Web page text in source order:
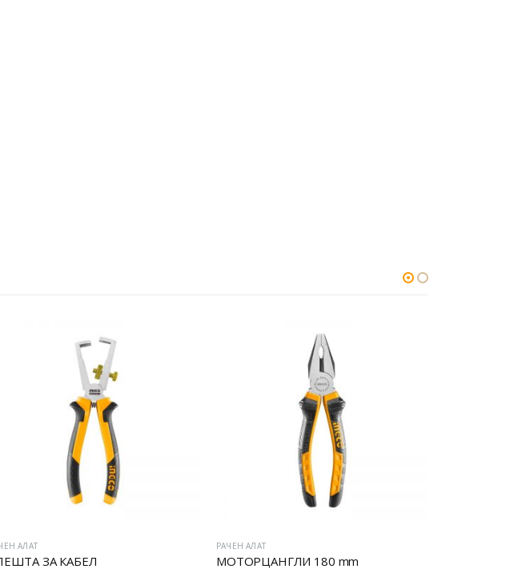
АЛАТ
ЗА КАБЕЛ
РАЧЕН АЛАТ
МОТОРЦАНГЛИ 180 mm